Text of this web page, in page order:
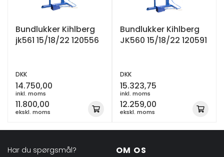
Bundlukker Kihlberg
jk561 15/18/22 120556
14.750,00
DKK
inkl. moms
11.800,00
ekskl. moms
Bundlukker Kihlberg
JK560 15/18/22 120591
15.323,75
DKK
inkl. moms
12.259,00
ekskl. moms
Har du spørgsmål? OM OS